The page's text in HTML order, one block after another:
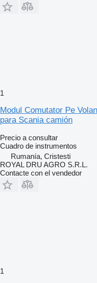
1
Modul Comutator Pe
para Scania camión
Precio a consultar
Cuadro de instrumentos
Rumanía, Cristesti
ROYAL DRU AGRO S.R.L.
Contacte con el vendedor
1